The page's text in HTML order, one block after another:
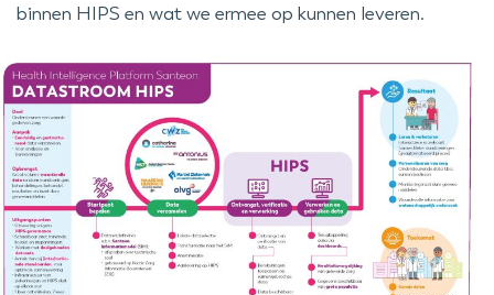
binnen HIPS en wat we ermee op kunnen leveren.